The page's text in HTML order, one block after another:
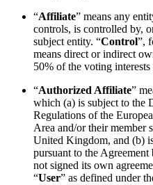
“Affiliate” means any
controls, is controlled by,
subject entity. “Control”,
means direct or indirect
50% of the voting
“Authorized Affiliate”
which (a) is subject to the
Regulations of the
Area and/or their member
United Kingdom, and (b)
pursuant to the
not signed its own
“User” as defined under